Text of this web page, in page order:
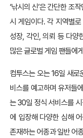
‘낚시의 신’은 간단한 조
시 게임이다. 각 지역별
성장, 각인, 의뢰 등 다양
많은 글로벌 게임 팬들에
컴투스는 오는 16일 새로
비스를 예고하며 유저들
는 30일 정식 서비스를 시
에 입장해 다양한 심해
존재하는 어종과 일반 어